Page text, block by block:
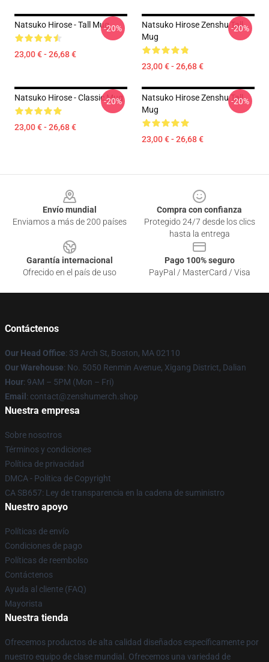
Natsuko Hirose - Tall Mug
23,00 € - 26,68 €
-20%
Natsuko Hirose Zenshu Tall
Mug
23,00 € - 26,68 €
-20%
Natsuko Hirose - Classic Mug
23,00 € - 26,68 €
-20%
Natsuko Hirose Zenshu Tall
Mug
23,00 € - 26,68 €
-20%
Envío mundial
Enviamos a más de 200 países
Compra con confianza
Protegido 24/7 desde los clics
hasta la entrega
Garantía internacional
Ofrecido en el país de uso
Pago 100% seguro
PayPal / MasterCard / Visa
Contáctenos
Our Head Office: 33 Arch St, Boston, MA 02110
Our Warehouse: No. 5050 Renmin Avenue, Xigang District, Dalian
Hour: 9AM – 5PM (Mon – Fri)
Email : contact@zenshumerch.shop
Nuestra empresa
Sobre nosotros
Términos y condiciones
Política de privacidad
DMCA - Política de Copyright
CA SB657: Ley de transparencia en la cadena de suministro
Nuestro apoyo
Políticas de envío
Condiciones de pago
Políticas de reembolso
Contáctenos
Ayuda al cliente (FAQ)
Mayorista
Nuestra tienda
Ofrecemos productos de alta calidad diseñados específicamente por
nuestro equipo de clase mundial. Ofrecemos una variedad de